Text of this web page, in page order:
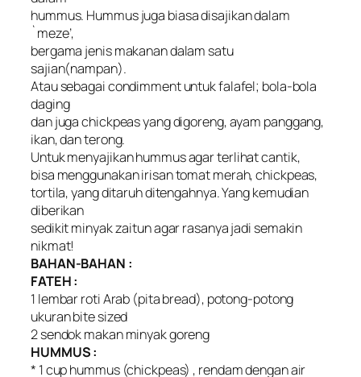
hummus. Hummus juga biasa disajikan dalam
`meze’,
bergama jenis makanan dalam satu
sajian(nampan).
Atau sebagai condimment untuk falafel; bola-bola
daging
dan juga chickpeas yang digoreng, ayam panggang,
ikan, dan terong.
Untuk menyajikan hummus agar terlihat cantik,
bisa menggunakan irisan tomat merah, chickpeas,
tortila, yang ditaruh ditengahnya. Yang kemudian
diberikan
sedikit minyak zaitun agar rasanya jadi semakin
nikmat!
BAHAN-BAHAN :
FATEH :
1 lembar roti Arab (pita bread), potong-potong
ukuran bite sized
2 sendok makan minyak goreng
HUMMUS :
* 1 cup hummus (chickpeas) , rendam dengan air